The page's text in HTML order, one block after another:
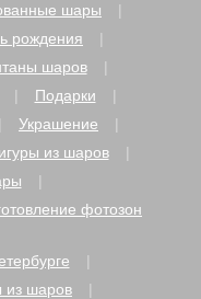
шары
рождения
шаров
Подарки
Украшение
из шаров
фотозон
из шаров